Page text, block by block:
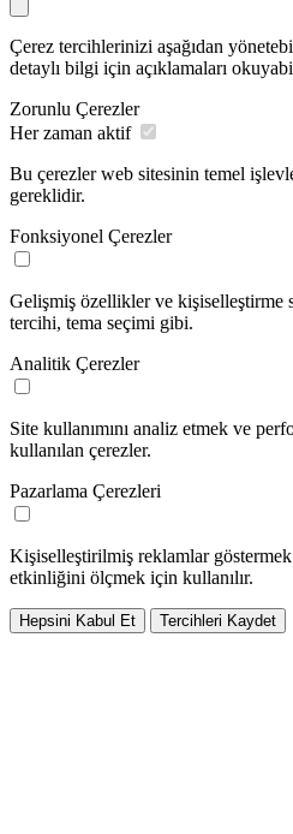
Çerez tercihlerinizi aşağıdan
detaylı bilgi için açıklamaları
Zorunlu Çerezler
Her zaman aktif
Bu çerezler web sitesinin temel
gereklidir.
Fonksiyonel Çerezler
Gelişmiş özellikler ve kişiselleştirme
tercihi, tema seçimi gibi.
Analitik Çerezler
Site kullanımını analiz etmek ve
kullanılan çerezler.
Pazarlama Çerezleri
Kişiselleştirilmiş reklamlar göstermek
etkinliğini ölçmek için kullanılır.
Hepsini Kabul Et Tercihleri Kaydet